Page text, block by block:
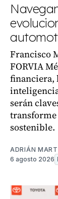
Francisco
FORVIA
financiera,
serán
sostenible.
ADRIÁN
6 agosto 2026